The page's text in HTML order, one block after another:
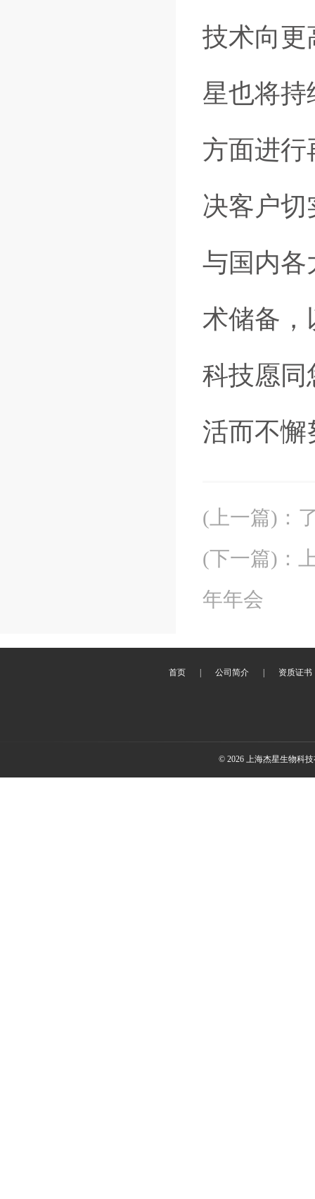
技术向更
星也将
方面进
决客户
与国内
术储备，
科技愿同
活而不懈
(上一篇) ：
(下一篇) ：
年年会
首页 公司简介 资质证书
© 2026 上海杰星生物科